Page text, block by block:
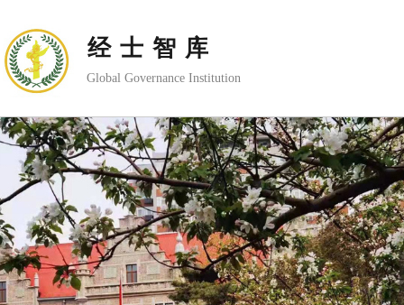
经士智库
Global Governance Institution